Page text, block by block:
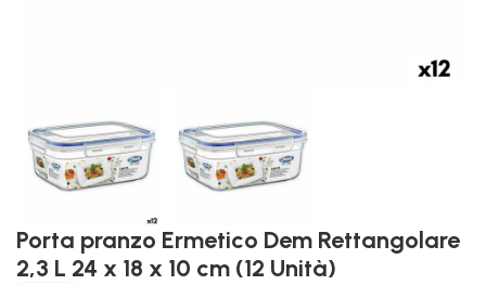
Porta pranzo Ermetico Dem Rettangolare
2,3 L 24 x 18 x 10 cm (12 Unità)